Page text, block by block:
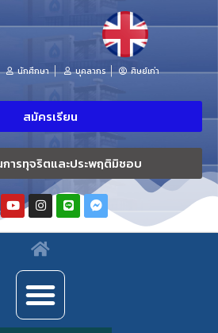
นักศึกษา บุคลากร ศิษย์เก่า
สมัครเรียน
การทุจริตและประพฤติมิชอบ